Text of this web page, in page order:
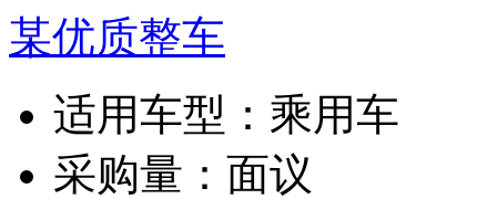
某优质整车
适用车型： 乘用车
采购量： 面议